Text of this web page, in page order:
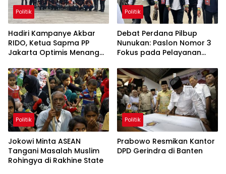
Politik
Hadiri Kampanye Akbar
RIDO, Ketua Sapma PP
Jakarta Optimis Menang
Politik
Debat Perdana Pilbup
Nunukan: Paslon Nomor 3
Fokus pada Pelayanan
Rakyat
Politik
Jokowi Minta ASEAN
Tangani Masalah Muslim
Rohingya di Rakhine State
Politik
Prabowo Resmikan Kantor
DPD Gerindra di Banten